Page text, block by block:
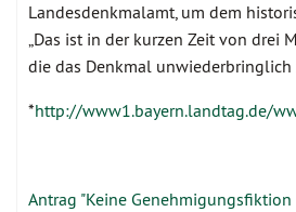
Landesdenkmalamt, um dem
„Das ist in der kurzen Zeit von drei
die das Denkmal unwiederbringlich
*http://www1.bayern.landtag.de/
Antrag "Keine